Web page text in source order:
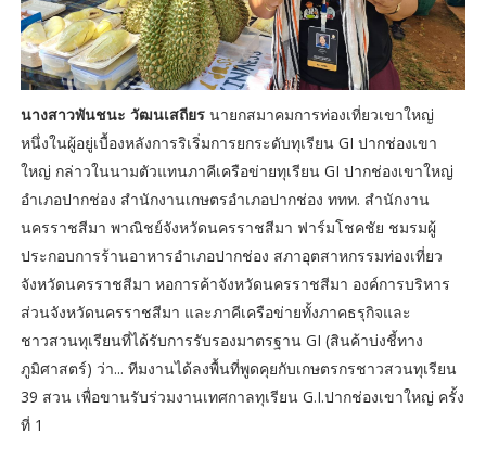
นางสาวพันชนะ วัฒนเสถียรนายกสมาคมการท่องเที่ยวเขาใหญ่
หนึ่งในผู้อยู่เบื้องหลังการริเริ่มการยกระดับทุเรียน GI ปากช่องเขา
ใหญ่ กล่าวในนามตัวแทนภาคีเครือข่ายทุเรียน GI ปากช่องเขาใหญ่
อำเภอปากช่อง สำนักงานเกษตรอำเภอปากช่อง ททท. สำนักงาน
นครราชสีมา พาณิชย์จังหวัดนครราชสีมา ฟาร์มโชคชัย ชมรมผู้
ประกอบการร้านอาหารอำเภอปากช่อง สภาอุตสาหกรรมท่องเที่ยว
จังหวัดนครราชสีมา หอการค้าจังหวัดนครราชสีมา องค์การบริหาร
ส่วนจังหวัดนครราชสีมา และภาคีเครือข่ายทั้งภาคธรุกิจและ
ชาวสวนทุเรียนที่ได้รับการรับรองมาตรฐาน GI (สินค้าบ่งชี้ทาง
ภูมิศาสตร์) ว่า... ทีมงานได้ลงพื้นที่พูดคุยกับเกษตรกรชาวสวนทุเรียน
39 สวน เพื่อขานรับร่วมงานเทศกาลทุเรียน G.I.ปากช่องเขาใหญ่ ครั้ง
ที่ 1